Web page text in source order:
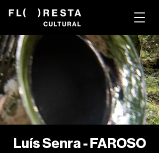
Luís Senra - FAROSO